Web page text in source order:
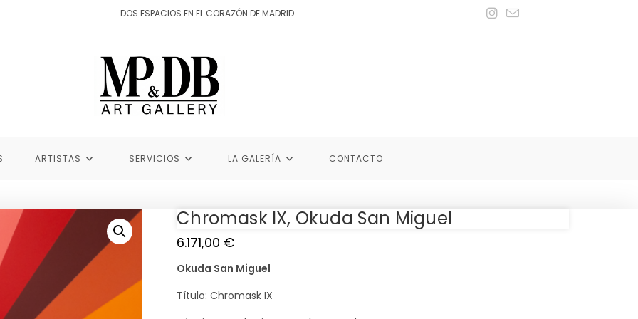
DOS ESPACIOS EN EL CORAZÓN DE MADRID
ARTISTAS SERVICIOS LA GALERÍA CONTACTO
Chromask IX, Okuda San Miguel
6.171,00 €
Okuda San Miguel
Título: Chromask IX